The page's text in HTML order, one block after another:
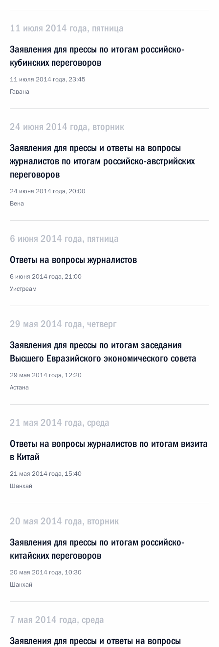
11 июля 2014 года, пятница
Заявления для прессы по итогам российско-
кубинских переговоров
11 июля 2014 года, 23:45
Гавана
24 июня 2014 года, вторник
Заявления для прессы и ответы на вопросы
журналистов по итогам российско-австрийских
переговоров
24 июня 2014 года, 20:00
Вена
6 июня 2014 года, пятница
Ответы на вопросы журналистов
6 июня 2014 года, 21:00
Уистреам
29 мая 2014 года, четверг
Заявления для прессы по итогам заседания
Высшего Евразийского экономического совета
29 мая 2014 года, 12:20
Астана
21 мая 2014 года, среда
Ответы на вопросы журналистов по итогам визита
в Китай
21 мая 2014 года, 15:40
Шанхай
20 мая 2014 года, вторник
Заявления для прессы по итогам российско-
китайских переговоров
20 мая 2014 года, 10:30
Шанхай
7 мая 2014 года, среда
Заявления для прессы и ответы на вопросы